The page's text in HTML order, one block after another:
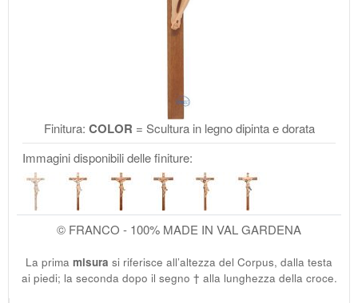
Finitura: COLOR = Scultura in legno dipinta e dorata
Immagini disponibili delle finiture:
© FRANCO - 100% MADE IN VAL GARDENA
La prima misura si riferisce all’altezza del Corpus, dalla testa
ai piedi; la seconda dopo il segno † alla lunghezza della croce.